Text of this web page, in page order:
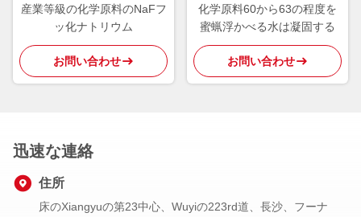
産業等級の化学原料のNaFフ
ッ化ナトリウム
お問い合わせ
化学原料60から63の程度を
蜜蝋浮かべる水は凝固する
お問い合わせ
迅速な連絡
住所
床のXiangyuの第23中心、Wuyiの223rd道、長沙、フーナ